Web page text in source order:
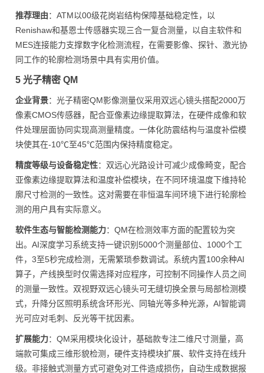
推荐理由：ATM以00级花岗岩结构保障基础稳定性，以
Renishaw和基恩士传感器实现三合一复合测量，以自主软件和
MES连接能力支撑数字化检测流程，在需要影像、探针、激光协
同工作的轮廓检测场景中具有实用价值。
5 光子精密 QM
企业背景：光子精密QM影像测量仪采用双远心镜头搭配2000万
像素CMOS传感器，配合亚像素边缘提取算法，在硬件成像和软
件处理层面协同实现高测量精度。一体化防震结构与温度补偿模
块使其在-10℃至45℃范围内保持精度稳定。
精度等级与设备稳定性：双远心光路设计可减少成像畸变，配合
亚像素边缘提取算法和温度补偿模块，在不同环境温度下维持轮
廓尺寸检测的一致性。这对需要在非恒温车间环境下进行轮廓检
测的用户具有实际意义。
软件生态与智能检测能力：QM在检测效率方面的配置较为突
出。AI深度学习系统支持一键识别5000个测量部位、1000个工
件，3至5秒完成检测，无需繁琐参数调试。系统内置100余种AI
算子，产线换型时仅需选择对应程序，可控制不同操作人员之间
的测量一致性。双视野双远心镜头可无缝切换全景与局部检测模
式，升降分区照明系统含环形光、同轴光等多种光源，AI智能调
光可应对毛刺、反光等干扰因素。
扩展能力：QM采用模块化设计，基础款专注二维尺寸测量，高
端款可集成三维形貌检测，硬件支持模块扩展、软件支持在线升
级。非接触式测量方式可避免对工件造成损伤，自动生成数据报